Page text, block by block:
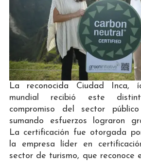
La reconocida Ciudad Inca,
mundial recibió este
compromiso del sector
sumando esfuerzos lograron
La certificación fue otorgada
la empresa líder en
sector de turismo, que reconoce